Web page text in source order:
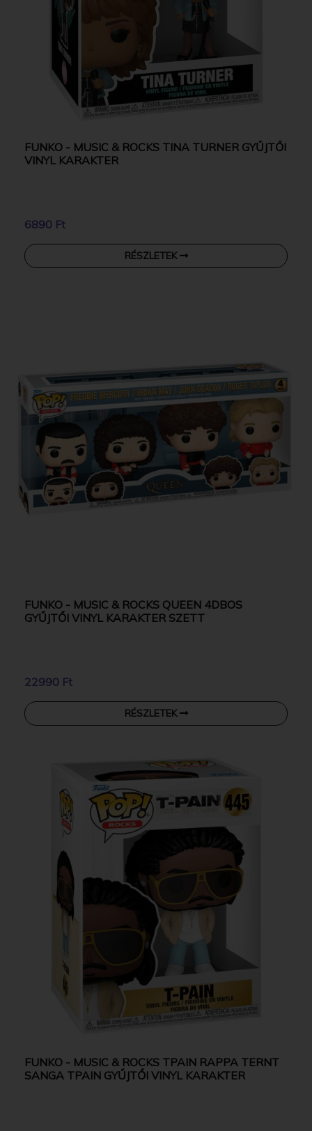
FUNKO - MUSIC & ROCKS TINA TURNER GYŰJTŐI
VINYL KARAKTER
6890 Ft
RÉSZLETEK
FUNKO - MUSIC & ROCKS QUEEN 4DBOS
GYŰJTŐI VINYL KARAKTER SZETT
22990 Ft
RÉSZLETEK
FUNKO - MUSIC & ROCKS TPAIN RAPPA TERNT
SANGA TPAIN GYŰJTŐI VINYL KARAKTER